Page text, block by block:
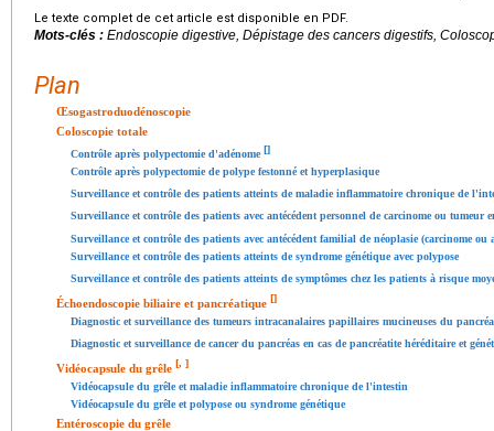
Le texte complet de cet article est disponible en PDF.
Mots-clés : Endoscopie digestive, Dépistage des cancers digestifs,
Plan
Œsogastroduodénoscopie
Coloscopie totale
Contrôle après polypectomie d'adénome[]
Contrôle après polypectomie de polype festonné et hyperplasique
Surveillance et contrôle des patients atteints de maladie inflammatoire chronique de
Surveillance et contrôle des patients avec antécédent personnel de carcinome ou
Surveillance et contrôle des patients avec antécédent familial de néoplasie (carcinome ou
Surveillance et contrôle des patients atteints de syndrome génétique avec polypose
Surveillance et contrôle des patients atteints de symptômes chez les patients à risque
Échoendoscopie biliaire et pancréatique []
Diagnostic et surveillance des tumeurs intracanalaires papillaires mucineuses du
Diagnostic et surveillance de cancer du pancréas en cas de pancréatite héréditaire et
Vidéocapsule du grêle [, ]
Vidéocapsule du grêle et maladie inflammatoire chronique de l'intestin
Vidéocapsule du grêle et polypose ou syndrome génétique
Entéroscopie du grêle